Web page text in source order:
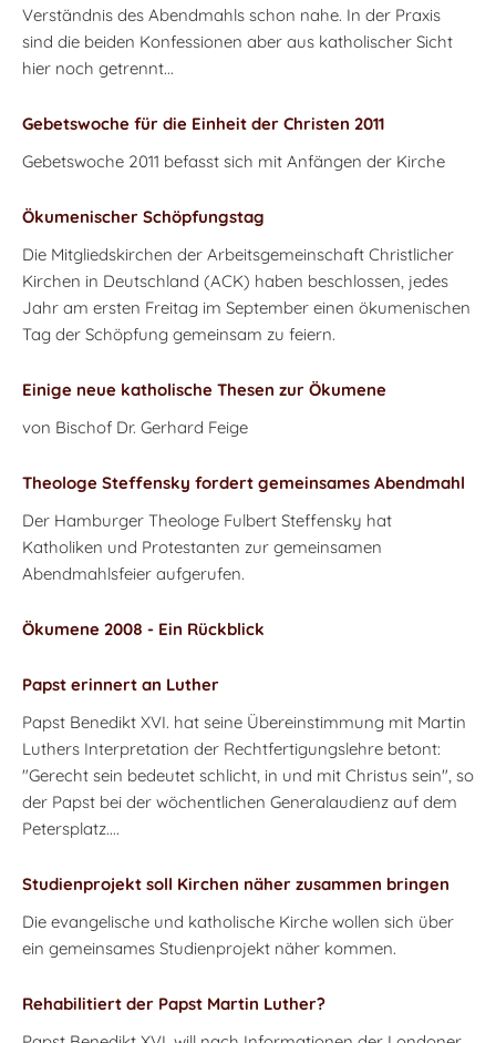
Verständnis des Abendmahls schon nahe. In der Praxis
sind die beiden Konfessionen aber aus katholischer Sicht
hier noch getrennt...
Gebetswoche für die Einheit der Christen 2011
Gebetswoche 2011 befasst sich mit Anfängen der Kirche
Ökumenischer Schöpfungstag
Die Mitgliedskirchen der Arbeitsgemeinschaft Christlicher
Kirchen in Deutschland (ACK) haben beschlossen, jedes
Jahr am ersten Freitag im September einen ökumenischen
Tag der Schöpfung gemeinsam zu feiern.
Einige neue katholische Thesen zur Ökumene
von Bischof Dr. Gerhard Feige
Theologe Steffensky fordert gemeinsames Abendmahl
Der Hamburger Theologe Fulbert Steffensky hat
Katholiken und Protestanten zur gemeinsamen
Abendmahlsfeier aufgerufen.
Ökumene 2008 - Ein Rückblick
Papst erinnert an Luther
Papst Benedikt XVI. hat seine Übereinstimmung mit Martin
Luthers Interpretation der Rechtfertigungslehre betont:
"Gerecht sein bedeutet schlicht, in und mit Christus sein", so
der Papst bei der wöchentlichen Generalaudienz auf dem
Petersplatz....
Studienprojekt soll Kirchen näher zusammen bringen
Die evangelische und katholische Kirche wollen sich über
ein gemeinsames Studienprojekt näher kommen.
Rehabilitiert der Papst Martin Luther?